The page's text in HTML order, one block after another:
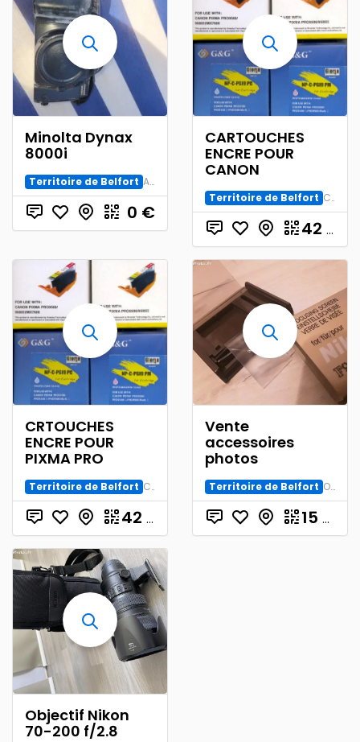
Minolta Dynax
8000i
Territoire de Belfort Accessoire Argentique
0 €
CARTOUCHES
ENCRE POUR
CANON
Territoire de Belfort Consommable
42
CRTOUCHES
ENCRE POUR
PIXMA PRO
Territoire de Belfort Consommable
42
Vente
accessoires
photos
Territoire de Belfort Objectif AF
15
Objectif Nikon
70-200 f/2.8